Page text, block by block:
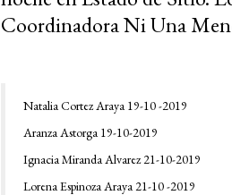
Coordinadora Ni Una
Natalia Cortez Araya 19-10 -2019
Aranza Astorga 19-10-2019
Ignacia Miranda Alvarez 21-10-2019
Lorena Espinoza Araya 21-10 -2019